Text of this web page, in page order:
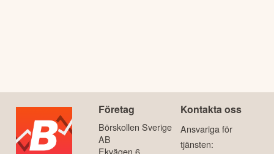
Företag
Börskollen Sverige
AB
Kontakta oss
Ansvariga för
tjänsten: